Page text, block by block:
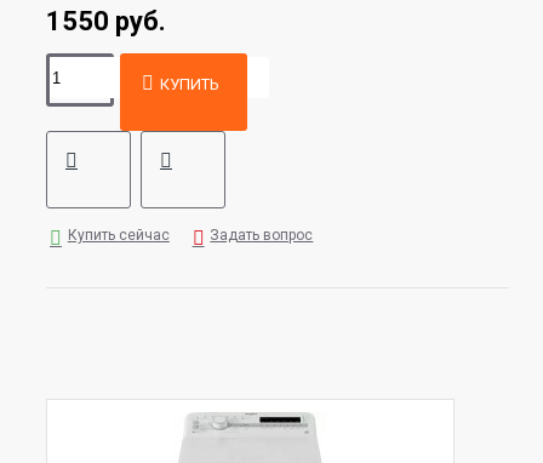
1550 руб.
КУПИТЬ
Купить сейчас Задать вопрос